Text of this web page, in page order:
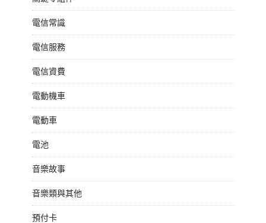
電信常識
電信服務
電信資費
電動機車
電動車
電池
音樂故事
音樂類與其他
預付卡